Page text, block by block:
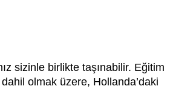
sizinle birlikte taşınabilir. Eğitim
olmak üzere, Hollanda’daki